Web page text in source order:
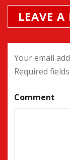
LEAVE A
Your email
Required
Comment